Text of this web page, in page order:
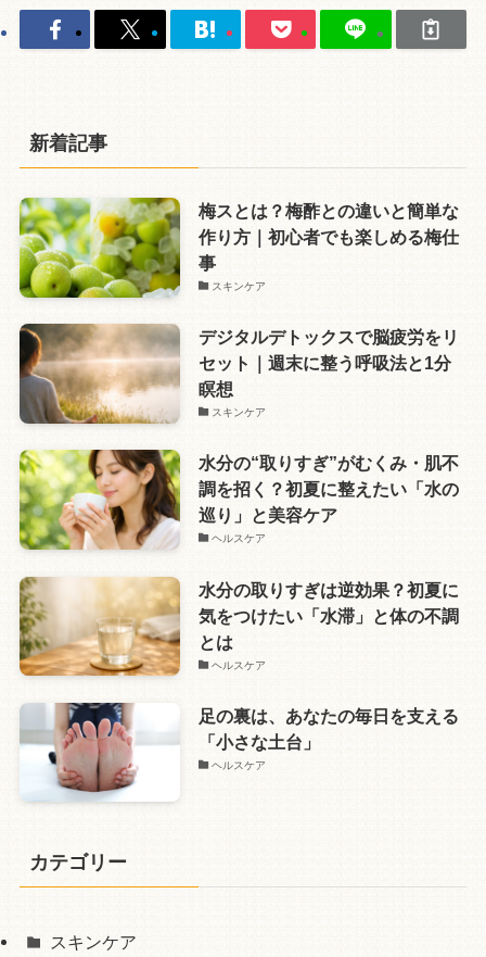
新着記事
梅スとは？梅酢との違いと簡単な
作り方｜初心者でも楽しめる梅仕
事
スキンケア
デジタルデトックスで脳疲労をリ
セット｜週末に整う呼吸法と1分
瞑想
スキンケア
水分の“取りすぎ”がむくみ・肌不
調を招く？初夏に整えたい「水の
巡り」と美容ケア
ヘルスケア
水分の取りすぎは逆効果？初夏に
気をつけたい「水滞」と体の不調
とは
ヘルスケア
足の裏は、あなたの毎日を支える
「小さな土台」
ヘルスケア
カテゴリー
スキンケア